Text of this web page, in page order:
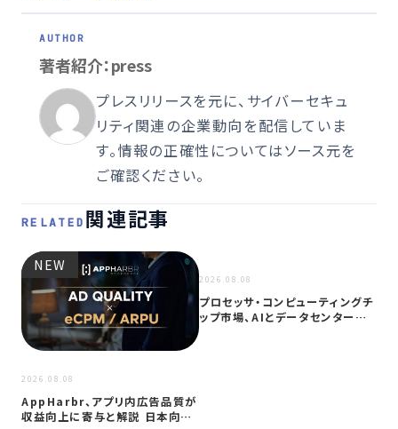
著者紹介：press
プレスリリースを元に、サイバーセキュ
リティ関連の企業動向を配信していま
す。情報の正確性についてはソース元を
ご確認ください。
RELATED 関連記事
NEW
2026.08.08
AppHarbr、アプリ内広告品質が
収益向上に寄与と解説 日本向け
2026.08.08
プロセッサ・コンピューティングチ
ップ市場、AIとデータセンター需